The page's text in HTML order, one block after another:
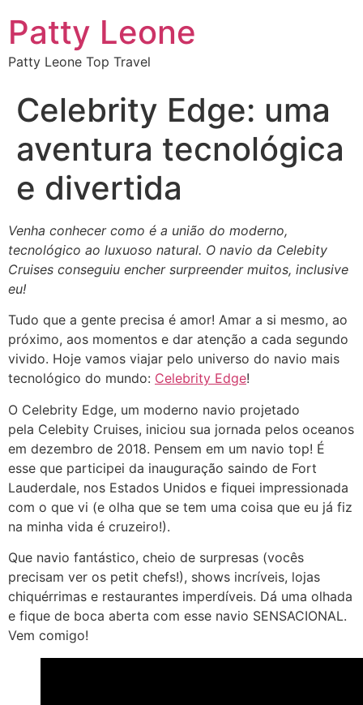
Patty Leone
Patty Leone Top Travel
Celebrity Edge: uma
aventura tecnológica
e divertida
Venha conhecer como é a união do moderno,
tecnológico ao luxuoso natural. O navio da Celebity
Cruises conseguiu encher surpreender muitos, inclusive
eu!
Tudo que a gente precisa é amor! Amar a si mesmo, ao
próximo, aos momentos e dar atenção a cada segundo
vivido. Hoje vamos viajar pelo universo do navio mais
tecnológico do mundo: Celebrity Edge!
O Celebrity Edge, um moderno navio projetado
pela Celebity Cruises, iniciou sua jornada pelos oceanos
em dezembro de 2018. Pensem em um navio top! É
esse que participei da inauguração saindo de Fort
Lauderdale, nos Estados Unidos e fiquei impressionada
com o que vi (e olha que se tem uma coisa que eu já fiz
na minha vida é cruzeiro!).
Que navio fantástico, cheio de surpresas (vocês
precisam ver os petit chefs!), shows incríveis, lojas
chiquérrimas e restaurantes imperdíveis. Dá uma olhada
e fique de boca aberta com esse navio SENSACIONAL.
Vem comigo!